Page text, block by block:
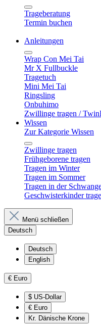
Trageberatung
Termin buchen
Anleitungen
Wrap Con Mei Tai
Mr X Fullbuckle
Tragetuch
Mini Mei Tai
Ringsling
Onbuhimo
Zwillinge tragen /
Wissen
Zur Kategorie Wissen
Zwillinge tragen
Frühgeborene tragen
Tragen im Winter
Tragen im Sommer
Tragen in der
Geschwisterkinder
Menü schließen
Deutsch
Deutsch
English
€ Euro
$ US-Dollar
€ Euro
Kr. Dänische Krone